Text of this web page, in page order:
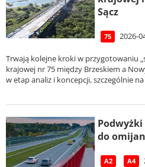
Sącz
75 2026-
Trwają kolejne kroki w przygotowaniu
krajowej nr 75 między Brzeskiem a
w etap analiz i koncepcji, szczególnie
Podwyżki
do
A2 A4